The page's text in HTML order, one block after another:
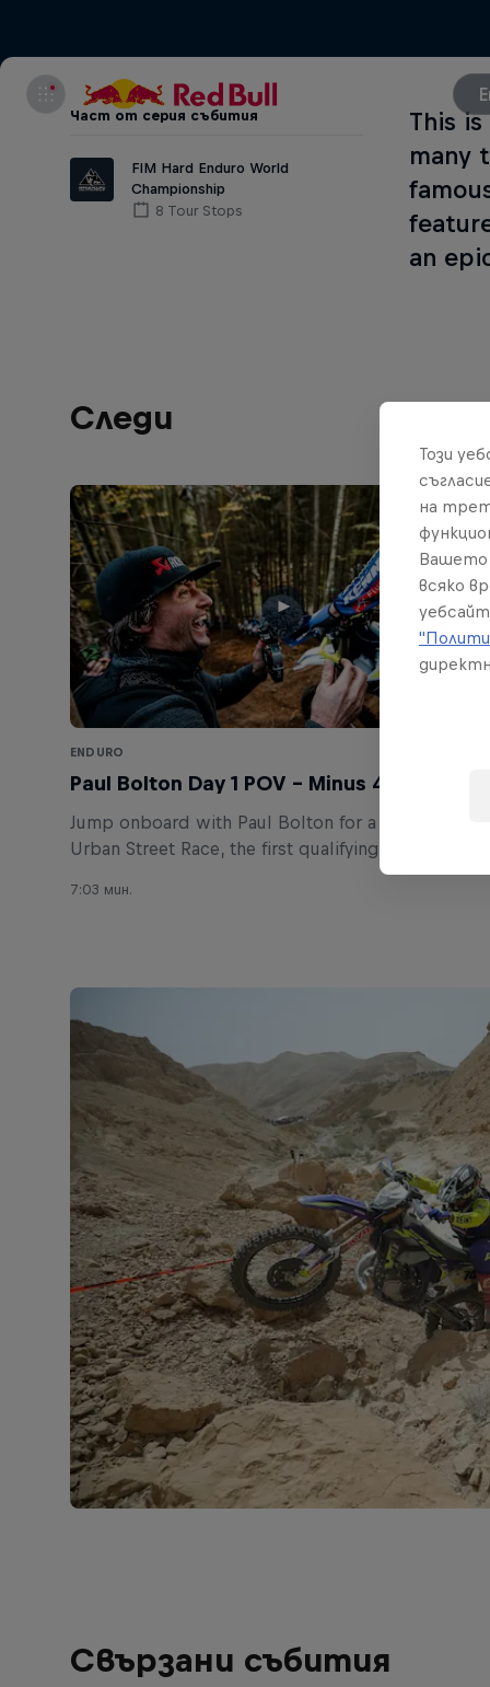
Част от серия събития
FIM Hard Enduro World
Championship
8 Tour Stops
This
many
an
Следи
ENDURO
Paul Bolton Day 1 POV – Minus 400
Jump onboard with Paul Bolton for a lap of the
Urban Street Race, the first qualifying round at
7:03 мин.
Свързани събития
Този
на
Вашето
всяко